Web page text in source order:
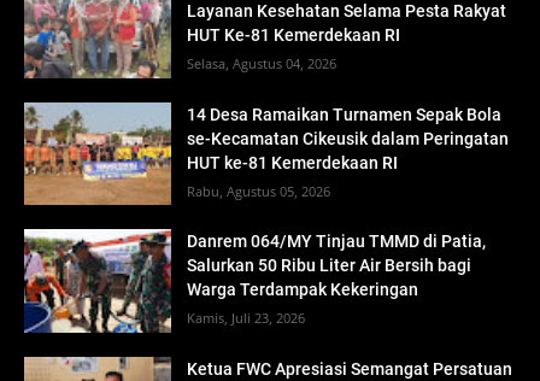
Layanan Kesehatan Selama Pesta Rakyat
HUT Ke-81 Kemerdekaan RI
Selasa, Agustus 04, 2026
14 Desa Ramaikan Turnamen Sepak Bola
se-Kecamatan Cikeusik dalam Peringatan
HUT ke-81 Kemerdekaan RI
Rabu, Agustus 05, 2026
Danrem 064/MY Tinjau TMMD di Patia,
Salurkan 50 Ribu Liter Air Bersih bagi
Warga Terdampak Kekeringan
Kamis, Juli 23, 2026
Ketua FWC Apresiasi Semangat Persatuan